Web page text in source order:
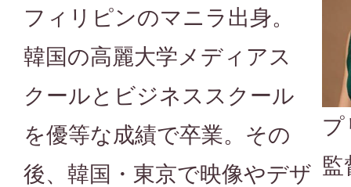
プ
監
フィリピンのマニラ出身。
韓国の高麗大学メディアス
クールとビジネススクール
を優等な成績で卒業。その
後、韓国・東京で映像やデザ